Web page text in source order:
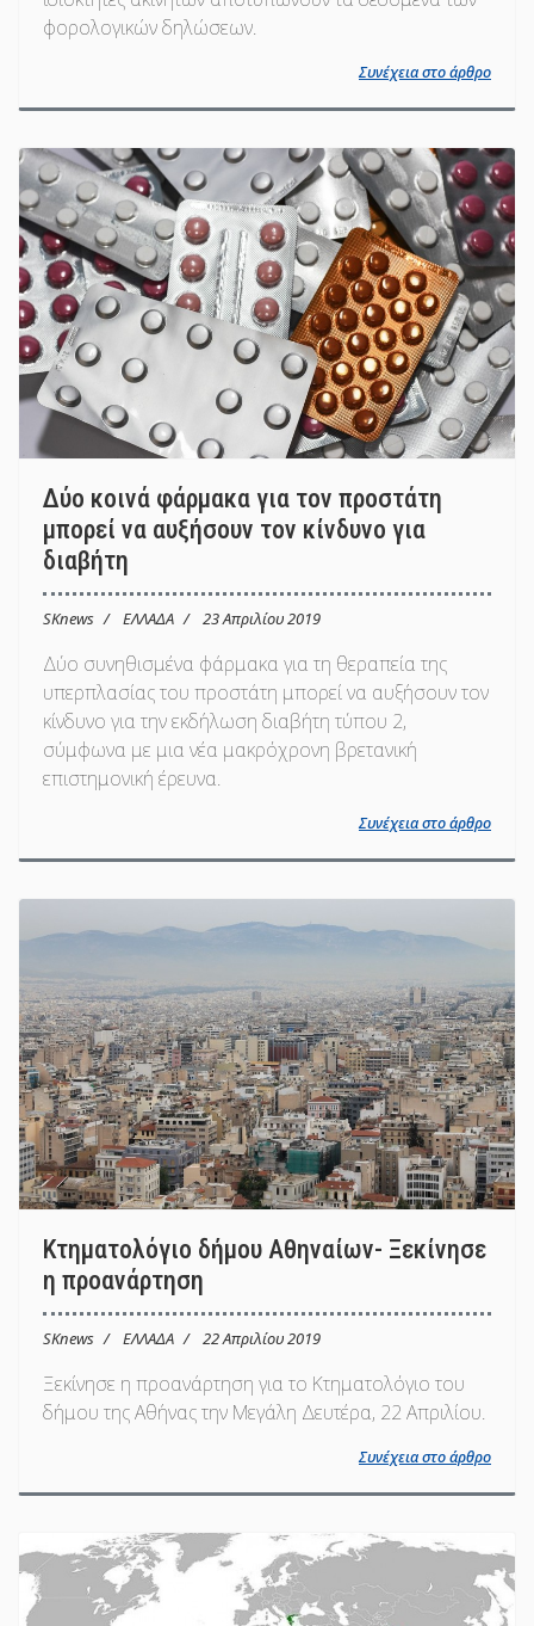
φορολογικών δηλώσεων.
Συνέχεια στο άρθρο
Δύο κοινά φάρμακα για τον προστάτη
μπορεί να αυξήσουν τον κίνδυνο για
διαβήτη
SKnews ΕΛΛΑΔΑ 23 Απριλίου 2019
Δύο συνηθισμένα φάρμακα για τη θεραπεία της
υπερπλασίας του προστάτη μπορεί να αυξήσουν τον
κίνδυνο για την εκδήλωση διαβήτη τύπου 2,
σύμφωνα με μια νέα μακρόχρονη βρετανική
επιστημονική έρευνα.
Συνέχεια στο άρθρο
Κτηματολόγιο δήμου Αθηναίων- Ξεκίνησε
η προανάρτηση
SKnews ΕΛΛΑΔΑ 22 Απριλίου 2019
Ξεκίνησε η προανάρτηση για το Κτηματολόγιο του
δήμου της Αθήνας την Μεγάλη Δευτέρα, 22 Απριλίου.
Συνέχεια στο άρθρο